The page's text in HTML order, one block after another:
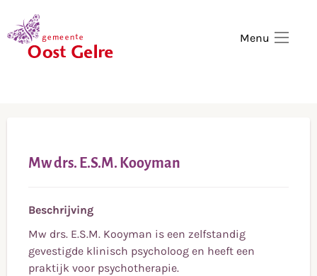
Menu
Mw drs. E.S.M. Kooyman
Beschrijving
Mw drs. E.S.M. Kooyman is een zelfstandig
gevestigde klinisch psycholoog en heeft een
praktijk voor psychotherapie.